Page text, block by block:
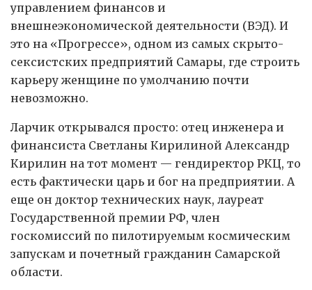
управлением финансов и
внешнеэкономической деятельности (ВЭД). И
это на «Прогрессе», одном из самых скрыто-
сексистских предприятий Самары, где строить
карьеру женщине по умолчанию почти
невозможно.
Ларчик открывался просто: отец инженера и
финансиста Светланы Кирилиной Александр
Кирилин на тот момент — гендиректор РКЦ, то
есть фактически царь и бог на предприятии. А
еще он доктор технических наук, лауреат
Государственной премии РФ, член
госкомиссий по пилотируемым космическим
запускам и почетный гражданин Самарской
области.